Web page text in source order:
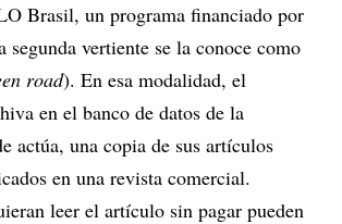
Brasil, un programa financiado por
segunda vertiente se la conoce como
road). En esa modalidad, el
en el banco de datos de la
actúa, una copia de sus artículos
en una revista comercial.
leer el artículo sin pagar pueden